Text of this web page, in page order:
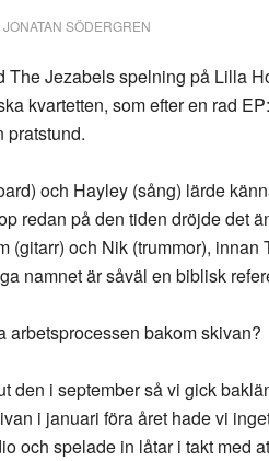
JONATAN SÖDERGREN
The Jezabels spelning på Lilla
kvartetten, som efter en rad
pratstund.
och Hayley (sång) lärde
redan på den tiden dröjde det
(gitarr) och Nik (trummor),
namnet är såväl en biblisk
arbetsprocessen bakom skivan?
den i september så vi gick
i januari föra året hade vi
och spelade in låtar i takt med